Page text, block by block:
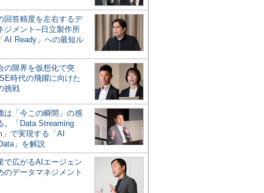
回答精度を左右するデ
ジメント─日立製作所
AI Ready」への最短ル
の限界を仮想化で突
時代の飛躍に向けた
挑戦
は「今この瞬間」の感
。「Data Streaming
」で実現する「AI
」を解説
で広がるAIエージェン
のデータマネジメント